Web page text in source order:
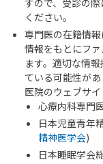
すので、受診の
ください。
専門医の在籍情
情報をもとにフ
ます。適切な情
ている可能性が
医院のウェブサイ
心療内科専門
日本児童青年
精神医学会)
日本睡眠学会